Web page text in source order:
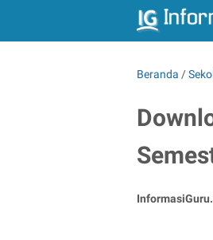
Beranda /